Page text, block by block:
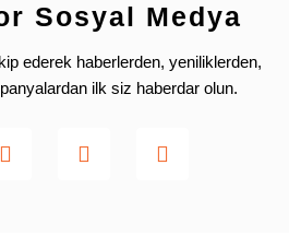
Sosyal Medya
ederek haberlerden, yeniliklerden,
ilk siz haberdar olun.